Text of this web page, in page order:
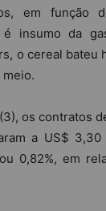
em função
insumo da
o cereal bateu
meio.
os contratos
a US$
0,82%, em